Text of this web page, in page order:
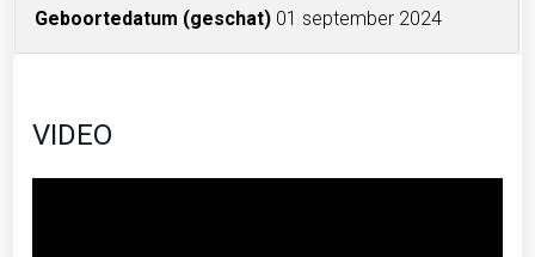
Geboortedatum (geschat) 01 september 2024
VIDEO